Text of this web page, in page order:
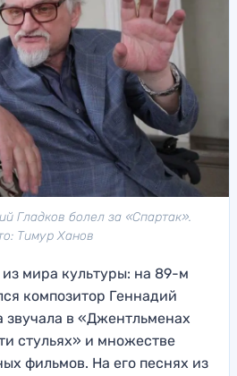
Гладков болел за «Спартак».
Тимур Ханов
мира культуры: на 89-м
композитор Геннадий
звучала в «Джентльменах
стульях» и множестве
фильмов. На его песнях из